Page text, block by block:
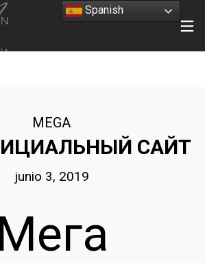
MEGA
САЙТ
junio 3, 2019
Мега
Spanish